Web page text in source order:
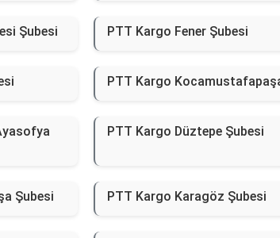
Şubesi PTT Kargo Fener Şubesi
PTT Kargo
PTT Kargo Düztepe Şubesi
Şubesi PTT Kargo Karagöz Şubesi